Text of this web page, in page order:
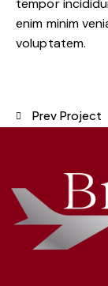
tempor
enim minim
voluptatem.
Prev Project